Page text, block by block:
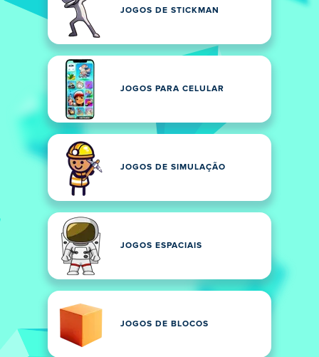
JOGOS DE STICKMAN
JOGOS PARA CELULAR
JOGOS DE SIMULAÇÃO
JOGOS ESPACIAIS
JOGOS DE BLOCOS